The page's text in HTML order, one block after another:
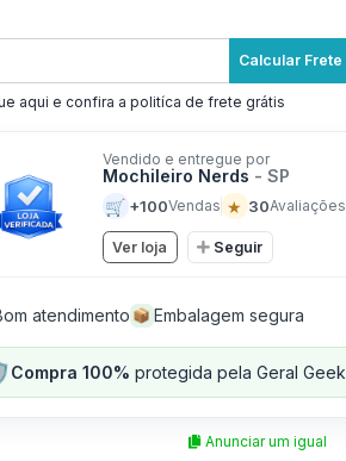
Calcular Frete
aqui e confira a politíca de frete grátis
Vendido e entregue por
Mochileiro Nerds - SP
🛒 +100Vendas ★ 30Avaliações
Ver loja Seguir
atendimento 📦 Embalagem segura
Compra 100% protegida pela Geral Geek
Anunciar um igual